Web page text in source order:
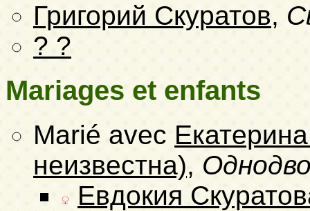
Григорий Скуратов,
? ?
Mariages et enfants
Marié avec
неизвестна),
Евдокия